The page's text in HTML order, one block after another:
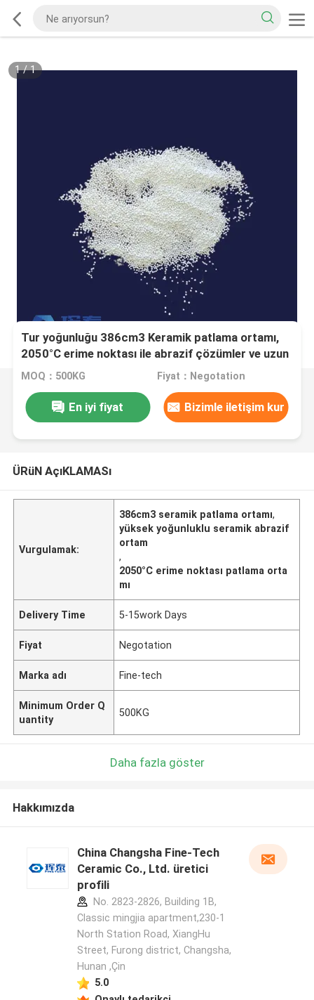
1/1
Tur yoğunluğu 386cm3 Keramik patlama ortamı,
2050°C erime noktası ile abrazif çözümler ve uzun
süreli performans sağlar
MOQ：500KG Fiyat：Negotation
En iyi fiyat Bizimle iletişim kur
ÜRüN AçıKLAMASı
Vurgulamak:
386cm3 seramik patlama ortamı,
yüksek yoğunluklu seramik abrazif
ortam
,
2050°C erime noktası patlama orta
mı
Delivery Time 5-15work Days
Fiyat Negotation
Marka adı Fine-tech
Minimum Order Q
uantity
500KG
Daha fazla göster
Hakkımızda
China Changsha Fine-Tech
Ceramic Co., Ltd. üretici
profili
No. 2823-2826, Building 1B,
Classic mingjia apartment,230-1
North Station Road, XiangHu
Street, Furong district, Changsha,
Hunan ,Çin
5.0